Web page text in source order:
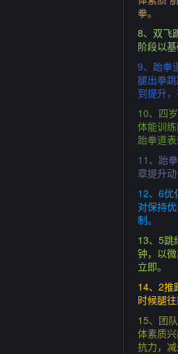
拳。
8、双飞
阶段以
9、跆拳
腿出拳
到提升，
10、四
体能训
跆拳道
11、跆
章提升
12、6优
对保持
制。
13、5跳
钟，以
立即。
14、2推
时候腿
15、团
体素质
抗力，减